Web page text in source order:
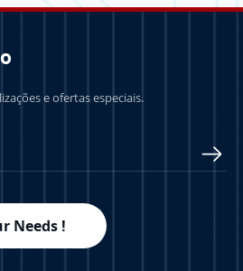
e ofertas especiais.
Needs !